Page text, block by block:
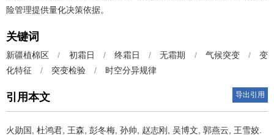
险管理提供量化决策依据。
关键词
新疆植棉区 / 初霜日 / 终霜日 / 无霜期 / 气候突变 /
变
化特征
/ 突变检验 / 时空分异规律
引用本文 导出引用
火勋国, 杜鸿君, 王森, 彭冬梅, 孙帅, 赵志刚, 吴博文, 郭燕云, 王雪姣.